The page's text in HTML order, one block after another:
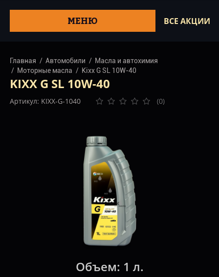
МЕНЮ ВСЕ АКЦИИ
Главная Автомобили
Масла и автохимия
Моторные масла
Kixx G SL 10W-40
KIXX G SL 10W-40
Артикул: KIXX-G-1040 (0)
Объем: 1 л.